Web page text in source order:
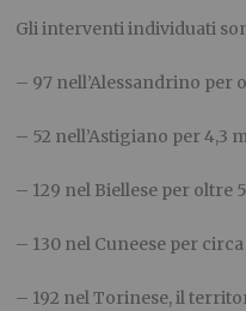
Gli interventi individuati
– 97 nell’Alessandrino per
– 52 nell’Astigiano per 4,3
– 129 nel Biellese per oltre
– 130 nel Cuneese per
– 192 nel Torinese, il